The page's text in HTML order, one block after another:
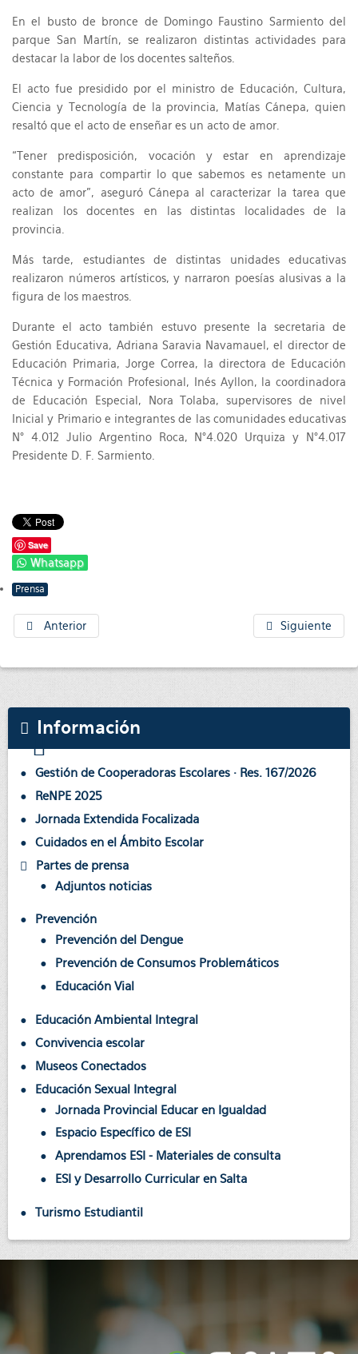
En el busto de bronce de Domingo Faustino Sarmiento del
parque San Martín, se realizaron distintas actividades para
destacar la labor de los docentes salteños.
El acto fue presidido por el ministro de Educación, Cultura,
Ciencia y Tecnología de la provincia, Matías Cánepa, quien
resaltó que el acto de enseñar es un acto de amor.
“Tener predisposición, vocación y estar en aprendizaje
constante para compartir lo que sabemos es netamente un
acto de amor”, aseguró Cánepa al caracterizar la tarea que
realizan los docentes en las distintas localidades de la
provincia.
Más tarde, estudiantes de distintas unidades educativas
realizaron números artísticos, y narraron poesías alusivas a la
figura de los maestros.
Durante el acto también estuvo presente la secretaria de
Gestión Educativa, Adriana Saravia Navamauel, el director de
Educación Primaria, Jorge Correa, la directora de Educación
Técnica y Formación Profesional, Inés Ayllon, la coordinadora
de Educación Especial, Nora Tolaba, supervisores de nivel
Inicial y Primario e integrantes de las comunidades educativas
N° 4.012 Julio Argentino Roca, N°4.020 Urquiza y N°4.017
Presidente D. F. Sarmiento.
Save
Whatsapp
Prensa
Anterior Siguiente
Información
Gestión de Cooperadoras Escolares · Res. 167/2026
ReNPE 2025
Jornada Extendida Focalizada
Cuidados en el Ámbito Escolar
Partes de prensa
Adjuntos noticias
Prevención
Prevención del Dengue
Prevención de Consumos Problemáticos
Educación Vial
Educación Ambiental Integral
Convivencia escolar
Museos Conectados
Educación Sexual Integral
Jornada Provincial Educar en Igualdad
Espacio Específico de ESI
Aprendamos ESI - Materiales de consulta
ESI y Desarrollo Curricular en Salta
Turismo Estudiantil